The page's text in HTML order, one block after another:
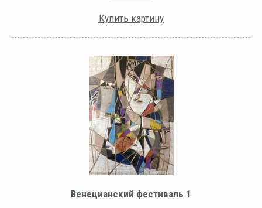
Купить картину
Венецианский фестиваль 1